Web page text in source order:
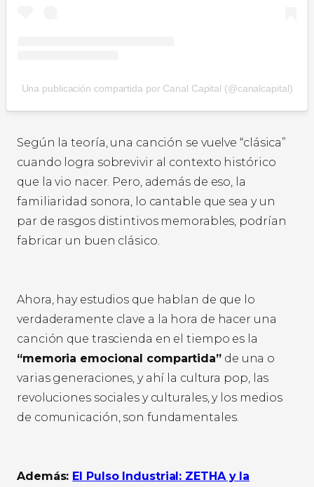
Una publicación compartida por Canal Capital (@canalcapital)
Según la teoría, una canción se vuelve “clásica”
cuando logra sobrevivir al contexto histórico
que la vio nacer. Pero, además de eso, la
familiaridad sonora, lo cantable que sea y un
par de rasgos distintivos memorables, podrían
fabricar un buen clásico.
Ahora, hay estudios que hablan de que lo
verdaderamente clave a la hora de hacer una
canción que trascienda en el tiempo es la
“memoria emocional compartida” de una o
varias generaciones, y ahí la cultura pop, las
revoluciones sociales y culturales, y los medios
de comunicación, son fundamentales.
Además: El Pulso Industrial: ZETHA y la